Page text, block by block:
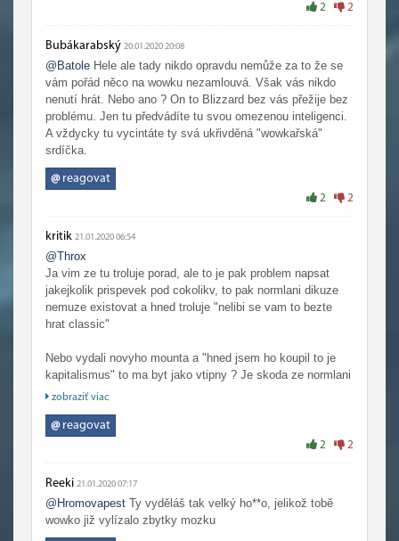
2 2
Bubákarabský 20.01.2020 20:08
@Batole Hele ale tady nikdo opravdu nemůže za to že se
vám pořád něco na wowku nezamlouvá. Však vás nikdo
nenutí hrát. Nebo ano ? On to Blizzard bez vás přežije bez
problému. Jen tu předvádíte tu svou omezenou inteligenci.
A vždycky tu vycintáte ty svá ukřivděná "wowkařská"
srdíčka.
@reagovat
2 2
kritik 21.01.2020 06:54
@Throx
Ja vim ze tu troluje porad, ale to je pak problem napsat
jakejkolik prispevek pod cokolikv, to pak normlani dikuze
nemuze existovat a hned troluje "nelibi se vam to bezte
hrat classic"
Nebo vydali novyho mounta a "hned jsem ho koupil to je
kapitalismus" to ma byt jako vtipny ? Je skoda ze normlani
diskuze o wow v cestine uz vlastne nikde neexistuje. Ja
mas pravdu sem nema smysl uz nic moc psat ...
zobraziť viac
@reagovat
2 2
Reeki 21.01.2020 07:17
@Hromovapest Ty vyděláš tak velký ho**o, jelikož tobě
wowko již vylízalo zbytky mozku